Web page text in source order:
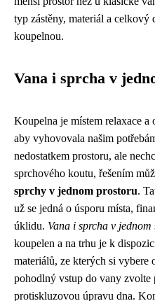
typ zástěny, materiál a celkový
koupelnou.
Vana i sprcha v
Koupelna je místem relaxace
aby vyhovovala našim
nedostatkem prostoru, ale
sprchového koutu, řešením
sprchy v jednom prostoru.
už se jedná o úsporu místa,
úklidu. Vana i sprcha v jednom
koupelen a na trhu je k
materiálů, ze kterých si vybere
pohodlný vstup do vany zvolte
protiskluzovou úpravu dna.